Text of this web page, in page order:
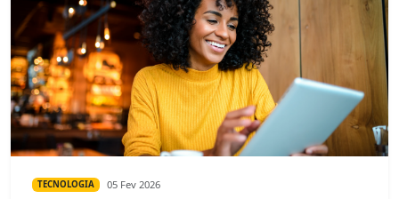
TECNOLOGIA 05 Fev 2026